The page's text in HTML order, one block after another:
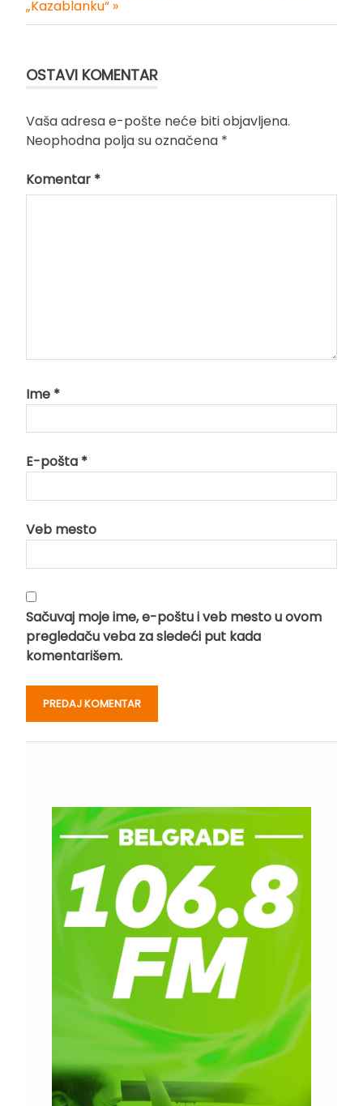
„Kazablanku“ »
OSTAVI KOMENTAR
Vaša adresa e-pošte neće biti objavljena.
Neophodna polja su označena *
Komentar *
Ime *
E-pošta *
Veb mesto
Sačuvaj moje ime, e-poštu i veb mesto u ovom
pregledaču veba za sledeći put kada
komentarišem.